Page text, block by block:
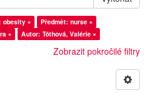
obesity ×
Předmět: nurse ×
× Autor: Tóthová, Valérie ×
Zobrazit pokročilé filtry